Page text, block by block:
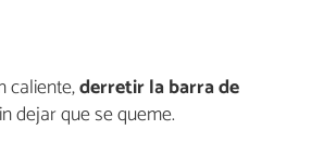
caliente,derretir la barra de
dejar que se queme.